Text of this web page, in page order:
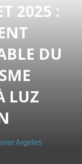
2025 :
DU
LUZ
Argeles